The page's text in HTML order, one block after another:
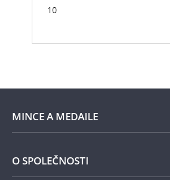
10
MINCE A MEDAILE
E-shop
O SPOLEČNOSTI